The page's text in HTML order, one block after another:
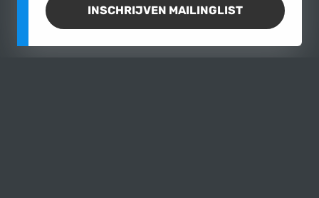
INSCHRIJVEN MAILINGLIST